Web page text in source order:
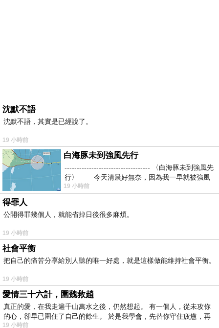
沈默不語
沈默不語，其實是已經說了。
19 小時前
白海豚未到強風先行
----------------------------------- 〈白海豚未到強風先
行〉 今天清晨好無奈，因為我一早就被強風
19 小時前
得罪人
公開得罪幾個人，就能省掉日後很多麻煩。
19 小時前
社會平衡
把自己的痛苦分享給別人聽的唯一好處，就是這樣做能維持社會平衡。
19 小時前
愛情三十六計，圍魏救趙
真正的愛，在我走遍千山萬水之後，仍然想起。 有一個人，從未攻你
的心，卻早已圍住了自己的餘生。 於是我學會，先替你守住疲憊，再
19 小時前